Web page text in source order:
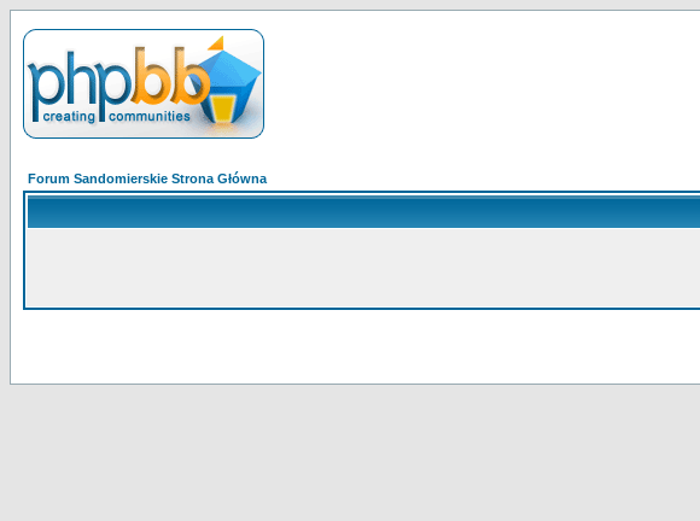
Forum Sandomierskie Strona Główna